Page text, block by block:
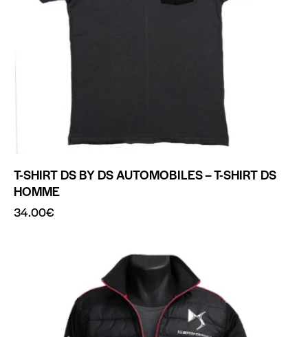
T-SHIRT DS BY DS AUTOMOBILES – T-SHIRT DS
HOMME
34.00€